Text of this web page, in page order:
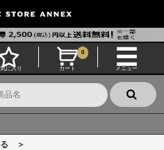
に入り カート
0
メニュー
る ＞